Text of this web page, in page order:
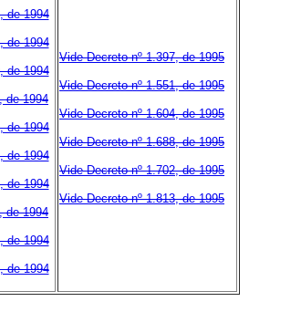
de 1994
de 1994
de 1994
de 1994
de 1994
de 1994
de 1994
de 1994
de 1994
de 1994
Vide Decreto nº 1.397, de 1995
Vide Decreto nº 1.551, de 1995
Vide Decreto nº 1.604, de 1995
Vide Decreto nº 1.688, de 1995
Vide Decreto nº 1.702, de 1995
Vide Decreto nº 1.813, de 1995